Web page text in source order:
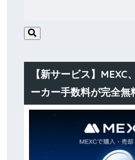
【新サービス】MEXC
ーカー手数料が完全無